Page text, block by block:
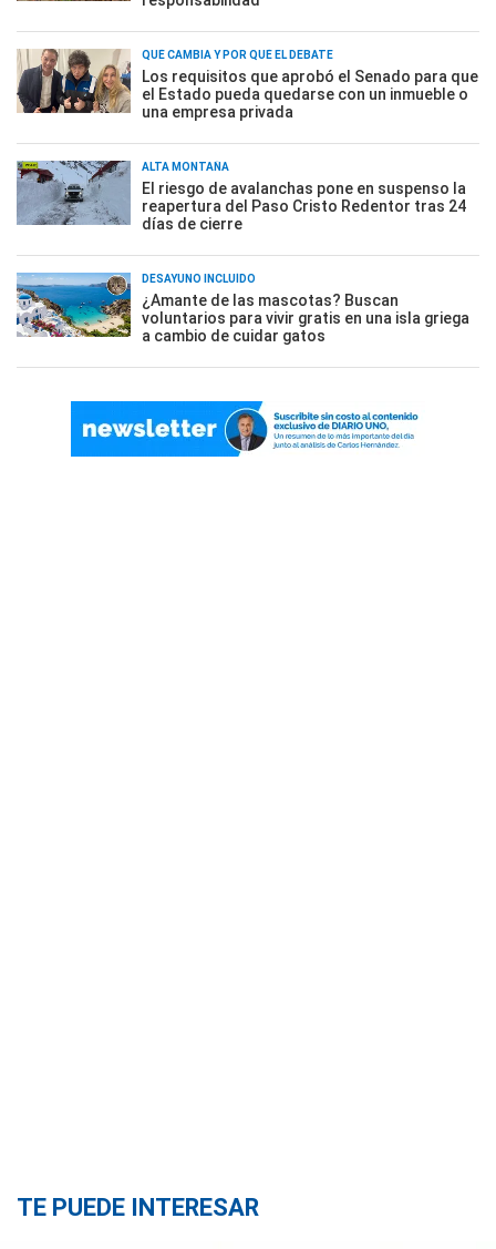
QUÉ CAMBIA Y POR QUÉ EL DEBATE
Los requisitos que aprobó el Senado para que
el Estado pueda quedarse con un inmueble o
una empresa privada
ALTA MONTAÑA
El riesgo de avalanchas pone en suspenso la
reapertura del Paso Cristo Redentor tras 24
días de cierre
DESAYUNO INCLUÍDO
¿Amante de las mascotas? Buscan
voluntarios para vivir gratis en una isla griega
a cambio de cuidar gatos
TE PUEDE INTERESAR